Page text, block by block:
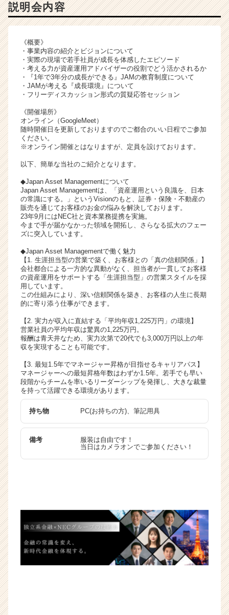
会
詳
|
ベ
ン
チ
ャ
長
企
業
ら
カ
ウ
ト
が
届
就
活
サ
ト
チ
ア
キ
ャ
リ
（C
h
e
r
C
a
r
説明会内容
《概要》
・事業内容の紹介とビジョンについて
・実際の現場で若手社員が成長を体感したエピソード
・考える力が資産運用アドバイザーの役割でどう活かされるか
・『1年で3年分の成長ができる』JAMの教育制度について
・JAMが考える『成長環境』について
・フリーディスカッション形式の質疑応答セッション
《開催場所》
オンライン（GoogleMeet）
随時開催日を更新しておりますのでご都合のいい日程でご参加
ください。
※オンライン開催とはなりますが、定員を設けております。
以下、簡単な当社のご紹介となります。
◆Japan Asset Managementについて
Japan Asset Managementは、「資産運用という良識を、日本
の常識にする。」というVisionのもと、証券・保険・不動産の
販売を通じてお客様のお金の悩みを解決しております。
23年9月にはNEC社と資本業務提携を実施。
今まで手が届かなかった領域を開拓し、さらなる拡大のフェー
ズに突入しています。
◆Japan Asset Managementで働く魅力
【1. 生涯担当型の営業で築く、お客様との「真の信頼関係」】
会社都合による一方的な異動がなく、担当者が一貫してお客様
の資産運用をサポートする「生涯担当型」の営業スタイルを採
用しています。
この仕組みにより、深い信頼関係を築き、お客様の人生に長期
的に寄り添う仕事ができます。
【2. 実力が収入に直結する「平均年収1,225万円」の環境】
営業社員の平均年収は驚異の1,225万円。
報酬は青天井なため、実力次第で20代でも3,000万円以上の年
収を実現することも可能です。
【3. 最短1.5年でマネージャー昇格が目指せるキャリアパス】
マネージャーへの最短昇格年数はわずか1.5年。若手でも早い
段階からチームを率いるリーダーシップを発揮し、大きな裁量
を持って活躍できる環境があります。
持ち物 PC(お持ちの方)、筆記用具
備考
服装は自由です！
当日はカメラオンでご参加ください！